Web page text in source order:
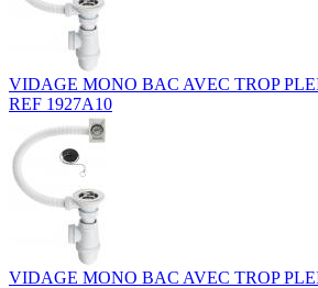
VIDAGE MONO BAC AVEC TROP
REF 1927A10
VIDAGE MONO BAC AVEC TROP